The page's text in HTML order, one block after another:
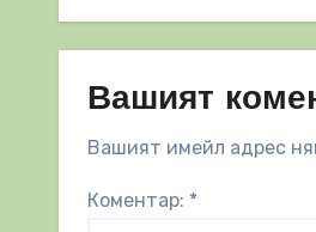
Вашият
Вашият имейл адрес
Коментар: *